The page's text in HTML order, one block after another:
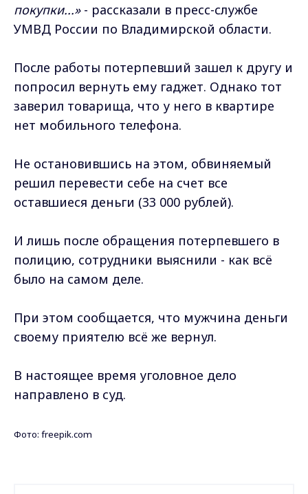
покупки...»- рассказали в пресс-службе
УМВД России по Владимирской области.
После работы потерпевший зашел к другу и
попросил вернуть ему гаджет. Однако тот
заверил товарища, что у него в квартире
нет мобильного телефона.
Не остановившись на этом, обвиняемый
решил перевести себе на счет все
оставшиеся деньги (33 000 рублей).
И лишь после обращения потерпевшего в
полицию, сотрудники выяснили - как всё
было на самом деле.
При этом сообщается, что мужчина деньги
своему приятелю всё же вернул.
В настоящее время уголовное дело
направлено в суд.
Фото: freepik.com